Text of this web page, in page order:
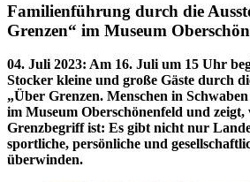
Familienführung durch die
Grenzen“ im Museum
04. Juli 2023: Am 16. Juli um 15 Uhr
Stocker kleine und große Gäste durch
„Über Grenzen. Menschen in
im Museum Oberschönenfeld und
Grenzbegriff ist: Es gibt nicht nur
sportliche, persönliche und
überwinden.